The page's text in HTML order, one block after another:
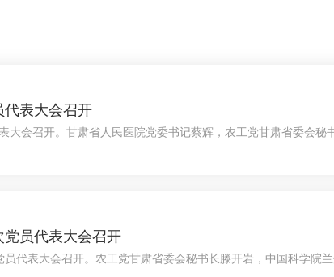
代表大会召开
会召开。甘肃省人民医院党委书记蔡辉，农工党甘肃省委会秘
员代表大会召开
代表大会召开。农工党甘肃省委会秘书长滕开岩，中国科学院